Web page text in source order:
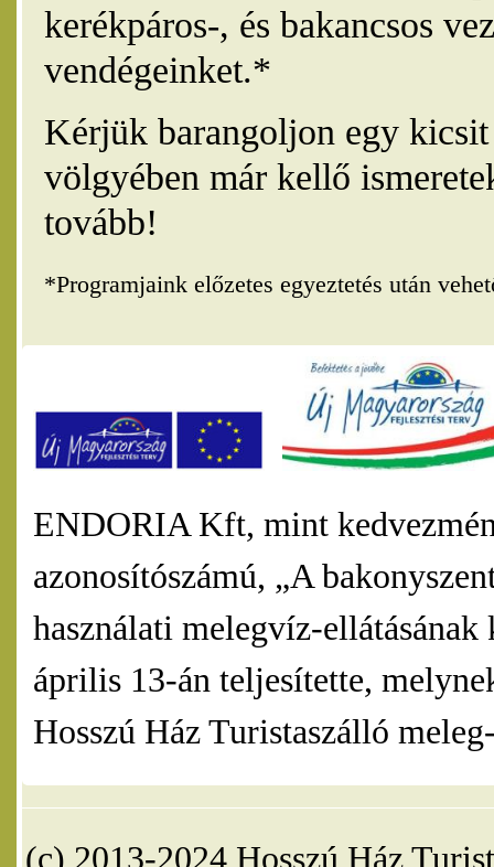
kerékpáros-, és bakancsos
vendégeinket.*
Kérjük barangoljon egy
völgyében már kellő
tovább!
*Programjaink előzetes egyeztetés után
ENDORIA Kft, mint
azonosítószámú, „A
használati melegvíz-
április 13-án teljesítette,
Hosszú Ház Turistaszálló
(c) 2013-2024 Hosszú Ház